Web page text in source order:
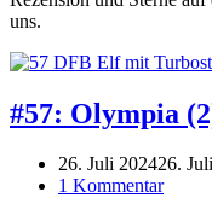
uns.
#57: Olympia
26. Juli 202426.
1 Kommentar